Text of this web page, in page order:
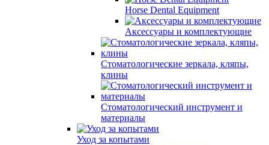
Horse Dental Equipment
Аксессуары и комплектующие
Стоматологические зеркала, кляпы,
клины
Стоматологический инструмент и
материалы
Уход за копытами